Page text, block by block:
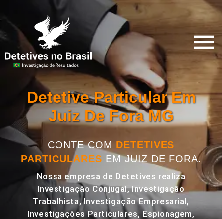
Detetive Particular Em
Juiz De Fora MG
CONTE COM DETETIVES
PARTICULARES EM JUIZ DE FORA.
Nossa empresa de Detetives realiza
Investigação Conjugal, Investigação
Trabalhista, Investigação Empresarial,
Investigações Particulares, Espionagem,